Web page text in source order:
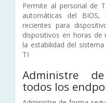
Permite al personal de
automáticas del
recientes para
dispositivos en horas de
la estabilidad del
TI
Administre
todos los